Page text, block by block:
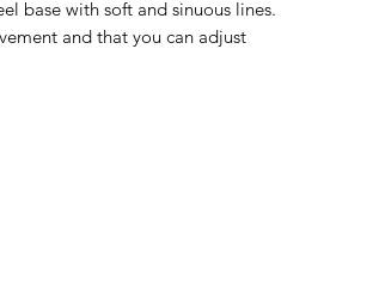
base with soft and sinuous lines.
and that you can adjust